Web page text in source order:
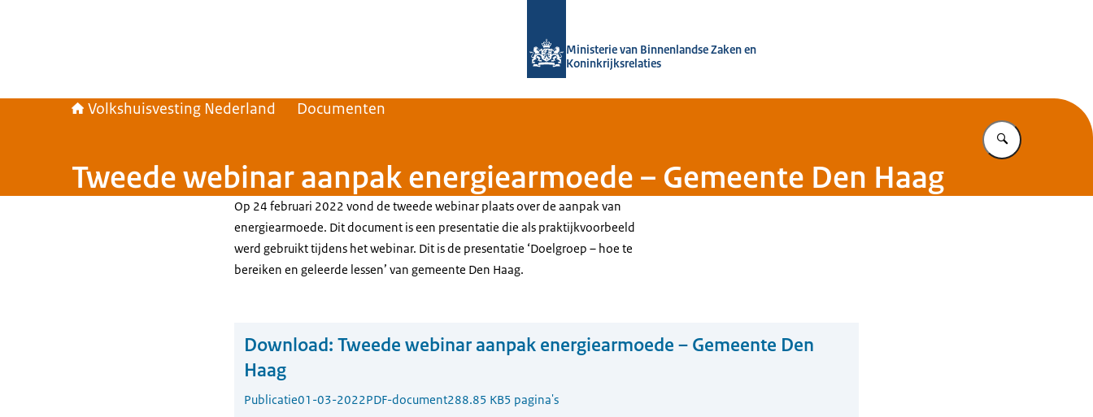
Ministerie van Binnenlandse Zaken en
Koninkrijksrelaties
Volkshuisvesting Nederland Documenten
Vul in wat u
Tweede webinar aanpak energiearmoede – Gemeente Den Haag
Op 24 februari 2022 vond de tweede webinar plaats over de aanpak van
energiearmoede. Dit document is een presentatie die als praktijkvoorbeeld
werd gebruikt tijdens het webinar. Dit is de presentatie ‘Doelgroep – hoe te
bereiken en geleerde lessen’ van gemeente Den Haag.
Download: Tweede webinar aanpak energiearmoede – Gemeente Den
Haag
Publicatie01-03-2022PDF-document288.85 KB5 pagina's